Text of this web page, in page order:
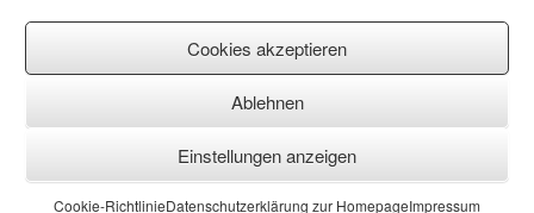
Cookies akzeptieren
Ablehnen
Einstellungen anzeigen
Cookie-RichtlinieDatenschutzerklärung zur HomepageImpressum
Cookie-Richtlinie (EU)
Facebook
Instagram
YouTube